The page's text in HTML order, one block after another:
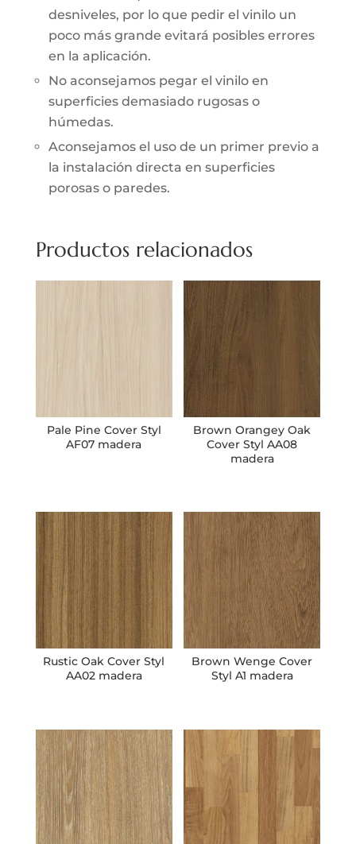
desniveles, por lo que pedir el vinilo un
poco más grande evitará posibles errores
en la aplicación.
No aconsejamos pegar el vinilo en
superficies demasiado rugosas o
húmedas.
Aconsejamos el uso de un primer previo a
la instalación directa en superficies
porosas o paredes.
Productos relacionados
Pale Pine Cover Styl
AF07 madera
Brown Orangey Oak
Cover Styl AA08
madera
Rustic Oak Cover Styl
AA02 madera
Brown Wenge Cover
Styl A1 madera